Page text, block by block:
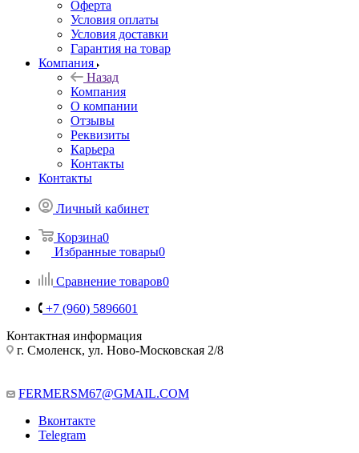
Оферта
Условия оплаты
Условия доставки
Гарантия на товар
Компания
Назад
Компания
О компании
Отзывы
Реквизиты
Карьера
Контакты
Контакты
Личный кабинет
Корзина0
Избранные товары0
Сравнение товаров0
+7 (960) 5896601
Контактная информация
г. Смоленск, ул. Ново-Московская 2/8
FERMERSM67@GMAIL.COM
Вконтакте
Telegram